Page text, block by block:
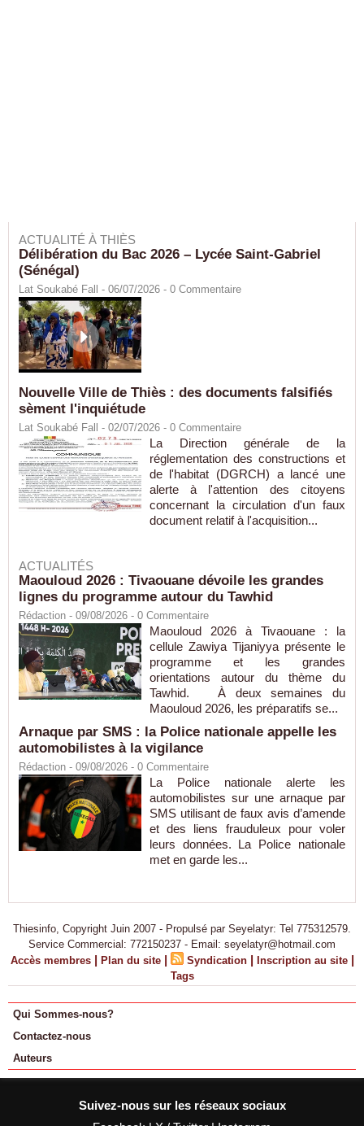
ACTUALITÉ À THIÈS
Délibération du Bac 2026 – Lycée Saint-Gabriel
(Sénégal)
Lat Soukabé Fall - 06/07/2026 - 0 Commentaire
Nouvelle Ville de Thiès : des documents falsifiés
sèment l'inquiétude
Lat Soukabé Fall - 02/07/2026 - 0 Commentaire
La Direction générale de la
réglementation des constructions et
de l'habitat (DGRCH) a lancé une
alerte à l'attention des citoyens
concernant la circulation d'un faux
document relatif à l'acquisition...
ACTUALITÉS
Maouloud 2026 : Tivaouane dévoile les grandes
lignes du programme autour du Tawhid
Rédaction - 09/08/2026 - 0 Commentaire
Maouloud 2026 à Tivaouane : la
cellule Zawiya Tijaniyya présente le
programme et les grandes
orientations autour du thème du
Tawhid. À deux semaines du
Maouloud 2026, les préparatifs se...
Arnaque par SMS : la Police nationale appelle les
automobilistes à la vigilance
Rédaction - 09/08/2026 - 0 Commentaire
La Police nationale alerte les
automobilistes sur une arnaque par
SMS utilisant de faux avis d’amende
et des liens frauduleux pour voler
leurs données. La Police nationale
met en garde les...
Thiesinfo, Copyright Juin 2007 - Propulsé par Seyelatyr: Tel 775312579.
Service Commercial: 772150237 - Email: seyelatyr@hotmail.com
Accès membres | Plan du site | Syndication | Inscription au site |
Tags
Qui Sommes-nous?
Contactez-nous
Auteurs
Suivez-nous sur les réseaux sociaux